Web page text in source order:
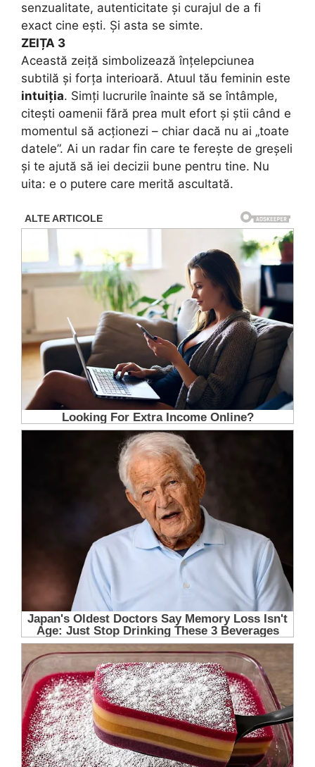
senzualitate, autenticitate și curajul de a fi
exact cine ești. Și asta se simte.
ZEIȚA 3
Această zeiță simbolizează înțelepciunea
subtilă și forța interioară. Atuul tău feminin este
intuiția. Simți lucrurile înainte să se întâmple,
citești oamenii fără prea mult efort și știi când e
momentul să acționezi – chiar dacă nu ai „toate
datele”. Ai un radar fin care te ferește de greșeli
și te ajută să iei decizii bune pentru tine. Nu
uita: e o putere care merită ascultată.